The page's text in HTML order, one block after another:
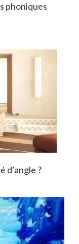
phoniques
d’angle ?